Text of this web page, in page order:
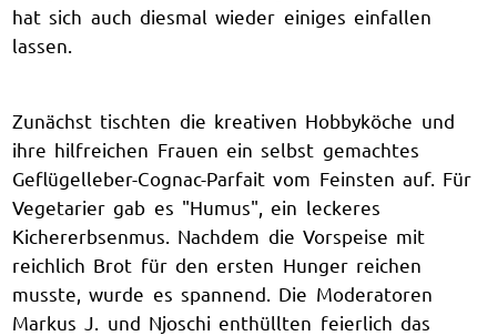
hat sich auch diesmal wieder einiges einfallen
lassen.
Zunächst tischten die kreativen Hobbyköche und
ihre hilfreichen Frauen ein selbst gemachtes
Geflügelleber-Cognac-Parfait vom Feinsten auf. Für
Vegetarier gab es "Humus", ein leckeres
Kichererbsenmus. Nachdem die Vorspeise mit
reichlich Brot für den ersten Hunger reichen
musste, wurde es spannend. Die Moderatoren
Markus J. und Njoschi enthüllten feierlich das